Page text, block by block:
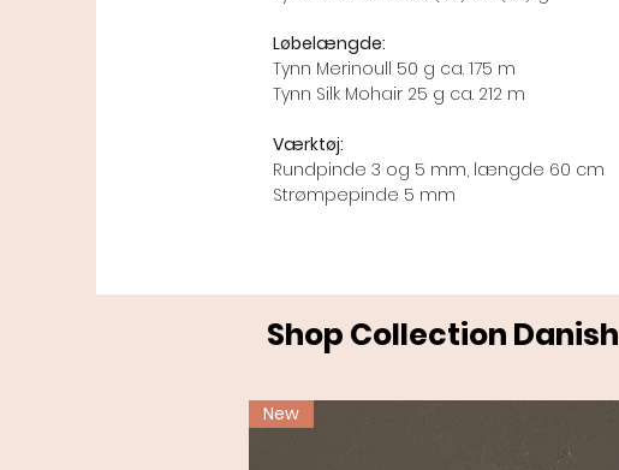
Løbelængde:
Tynn Merinoull 50 g ca. 175 m
Tynn Silk Mohair 25 g ca. 212 m
Værktøj:
Rundpinde 3 og 5 mm, længde 60 cm
Strømpepinde 5 mm
Shop Collection Danish
New